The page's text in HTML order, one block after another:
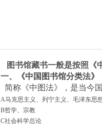
图书馆藏书一般是按照《
一、《中国图书馆分类法》
简称《中图法》， 是当今
A马克思主义、列宁主义、毛泽东思
B哲学、宗教
C社会科学总论